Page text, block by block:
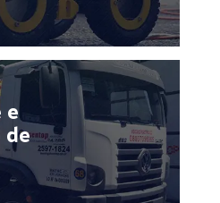
e
de